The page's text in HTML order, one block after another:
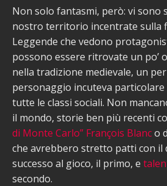
Non solo fantasmi, però: vi sono
nostro territorio incentrate sulla
Leggende che vedono
possono essere ritrovate un po’
nella tradizione medievale, un
personaggio incuteva
tutte le classi sociali. Non
il mondo, storie ben più recenti
di Monte Carlo” François Blanco
che avrebbero stretto patti con il
successo al gioco, il primo, e
secondo.